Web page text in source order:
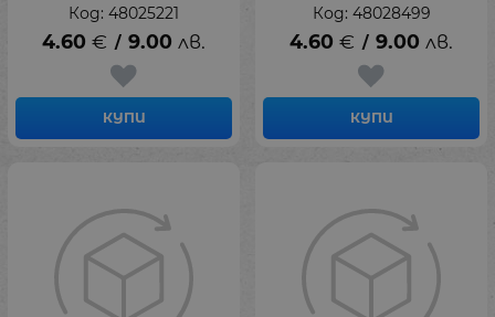
Код: 48025221
4.60 € / 9.00 лв.
КУПИ
Код: 48028499
4.60 € / 9.00 лв.
КУПИ